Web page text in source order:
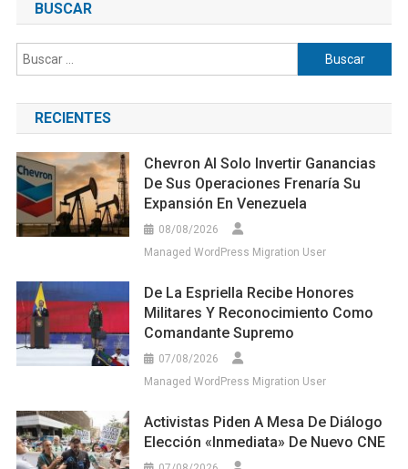
BUSCAR
Buscar:
RECIENTES
Chevron Al Solo Invertir Ganancias
De Sus Operaciones Frenaría Su
Expansión En Venezuela
08/08/2026
Managed WordPress Migration User
De La Espriella Recibe Honores
Militares Y Reconocimiento Como
Comandante Supremo
07/08/2026
Managed WordPress Migration User
Activistas Piden A Mesa De Diálogo
Elección «inmediata» De Nuevo CNE